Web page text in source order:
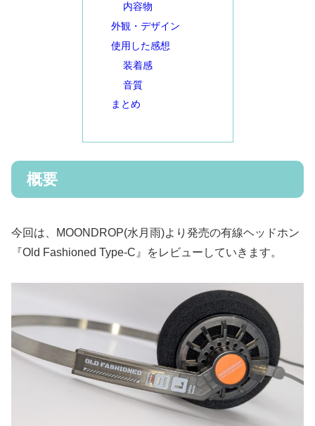
内容物
外観・デザイン
使用した感想
装着感
音質
まとめ
概要
今回は、MOONDROP(水月雨)より発売の有線ヘッドホン
『Old Fashioned Type-C』をレビューしていきます。